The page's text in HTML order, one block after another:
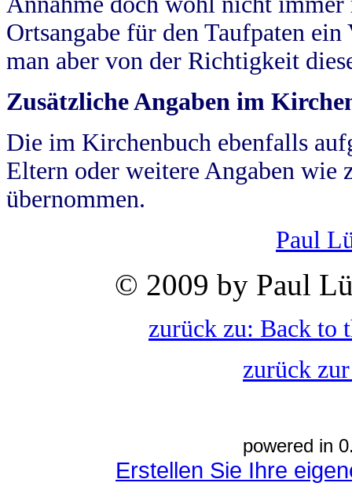
Ortsangabe für den Taufpaten
man aber von der Richtigkeit
Zusätzliche Angaben im
Die im Kirchenbuch ebenfalls
Eltern oder weitere Angaben wie
übernommen.
Paul
© 2009 by Paul
zurück zu: Back to
zurück
powered in
Erstellen Sie Ihre